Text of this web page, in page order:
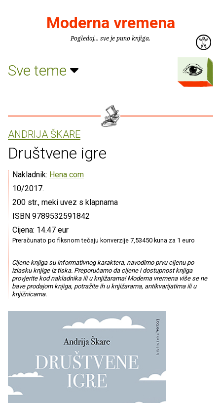
Moderna vremena
Pogledaj... sve je puno knjiga.
Sve teme
ANDRIJA ŠKARE
Društvene igre
Nakladnik: Hena com
10/2017.
200 str., meki uvez s klapnama
ISBN 9789532591842
Cijena: 14.47 eur
Preračunato po fiksnom tečaju konverzije 7,53450 kuna za 1 euro
Cijene knjiga su informativnog karaktera, navodimo prvu cijenu po
izlasku knjige iz tiska. Preporučamo da cijene i dostupnost knjiga
provjerite kod nakladnika ili u knjižarama! Moderna vremena više se ne
bave prodajom knjiga, potražite ih u knjižarama, antikvarijatima ili u
knjižnicama.